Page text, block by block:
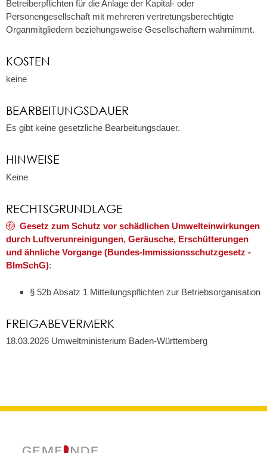
Betreiberpflichten für die Anlage der Kapital- oder
Personengesellschaft mit mehreren vertretungsberechtigte
Organmitgliedern beziehungsweise Gesellschaftern wahrnimmt.
KOSTEN
keine
BEARBEITUNGSDAUER
Es gibt keine gesetzliche Bearbeitungsdauer.
HINWEISE
Keine
RECHTSGRUNDLAGE
Gesetz zum Schutz vor schädlichen Umwelteinwirkungen
durch Luftverunreinigungen, Geräusche, Erschütterungen
und ähnliche Vorgange (Bundes-Immissionsschutzgesetz -
BImSchG):
§ 52b Absatz 1 Mitteilungspflichten zur Betriebsorganisation
FREIGABEVERMERK
18.03.2026 Umweltministerium Baden-Württemberg